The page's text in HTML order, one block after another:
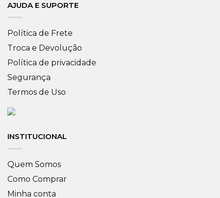
AJUDA E SUPORTE
Política de Frete
Troca e Devolução
Política de privacidade
Segurança
Termos de Uso
INSTITUCIONAL
Quem Somos
Como Comprar
Minha conta